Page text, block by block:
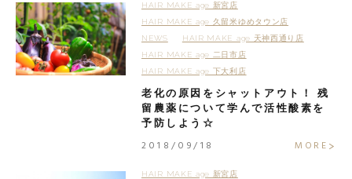
HAIR MAKE age 新宮店
HAIR MAKE age 久留米ゆめタウン店
NEWS
HAIR MAKE age 天神西通り店
HAIR MAKE age 二日市店
HAIR MAKE age 下大利店
老化の原因をシャットアウト！ 残
留農薬について学んで活性酸素を
予防しよう☆
2018/09/18 MORE
HAIR MAKE age 新宮店